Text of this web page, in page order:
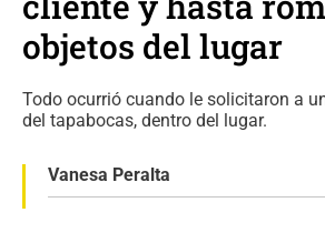
objetos del lugar
Todo ocurrió cuando le solicitaron a
del tapabocas, dentro del lugar.
Vanesa Peralta